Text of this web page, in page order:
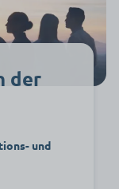
der
und